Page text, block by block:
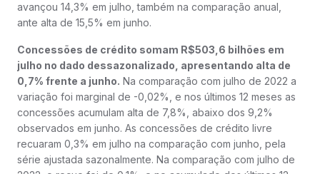
avançou 14,3% em julho, também na comparação anual,
ante alta de 15,5% em junho.
Concessões de crédito somam R$503,6 bilhões em
julho no dado dessazonalizado, apresentando alta de
0,7% frente a junho. Na comparação com julho de 2022 a
variação foi marginal de -0,02%, e nos últimos 12 meses as
concessões acumulam alta de 7,8%, abaixo dos 9,2%
observados em junho. As concessões de crédito livre
recuaram 0,3% em julho na comparação com junho, pela
série ajustada sazonalmente. Na comparação com julho de